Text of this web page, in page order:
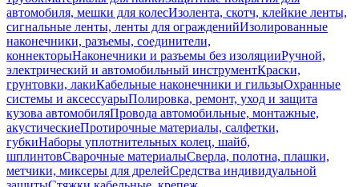
автомобиля, мешки для колесИзолента, скотч, клейкие ленты,
сигнальные ленты, ленты для огражденийИзолированные
наконечники, разъемы, соединители,
коннекторыНаконечники и разъемы без изоляцииРучной,
электрический и автомобильный инструментКраски,
грунтовки, лакиКабельные наконечники и гильзыОхранные
системы и аксессуарыПолировка, ремонт, уход и защита
кузова автомобиляПровода автомобильные, монтажные,
акустическиеПротирочные материалы, салфетки,
губкиНаборы уплотнительных колец, шайб,
шплинтовСварочные материалыСверла, полотна, плашки,
метчики, миксеры для дрелейСредства индивидуальной